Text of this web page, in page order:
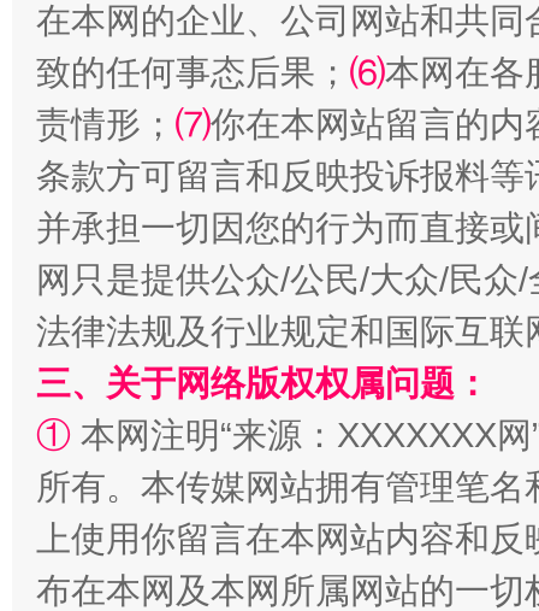
揭批美国五大"原罪" "炒
解纷+调解+退费，一次搞定
在本网的企业、公司网站和共
致的任何事态后果； ⑹本网在各
责情形； ⑺你在本网站留言的内
条款方可留言和反映投诉报料
并承担一切因您的行为而直接
网只是提供公众/公民/大众/民
法律法规及行业规定和国际互
三、关于网络版权权属问题：
① 本网注明“来源：XXXXXXX
所有。本传媒网站拥有管理笔
上使用你留言在本网站内容和
布在本网及本网所属网站的一